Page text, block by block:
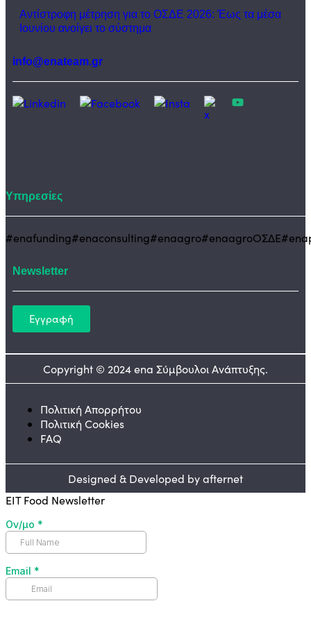
Αντίστροφη μέτρηση για το ΟΣΔΕ 2026: Έως τα μέσα
Ιουνίου ανοίγει το σύστημα
info@enateam.gr
Υπηρεσίες
#enafunding#enaconsulting#enaagro#enaagroΟΣΔΕ
Newsletter
Εγγραφή
Copyright © 2024 ena Σύμβουλοι Ανάπτυξης.
Πολιτική Απορρήτου
Πολιτική Cookies
FAQ
Designed & Developed by afternet
EIT Food Newsletter